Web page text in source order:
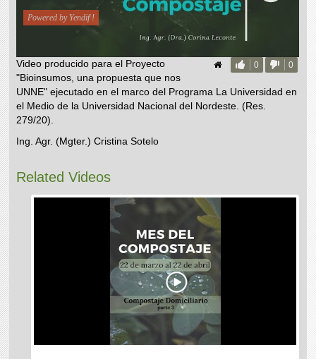
0 0
Video producido para el Proyecto
"Bioinsumos, una propuesta que nos
UNNE" ejecutado en el marco del Programa La Universidad en
el Medio de la Universidad Nacional del Nordeste. (Res.
279/20).
Ing. Agr. (Mgter.) Cristina Sotelo
Related Videos